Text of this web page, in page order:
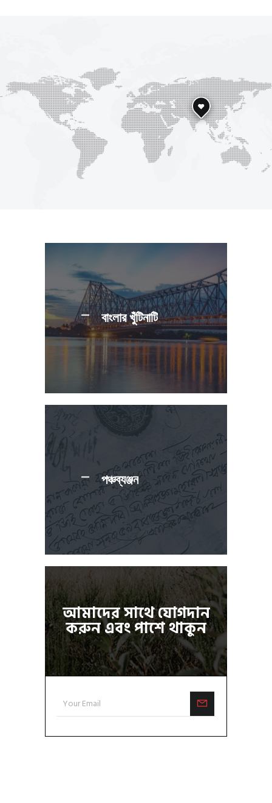
বাংলার খুঁটিনাটি
পঞ্চব্যঞ্জন
আমাদের সাথে যোগদান
করুন এবং পাশে থাকুন